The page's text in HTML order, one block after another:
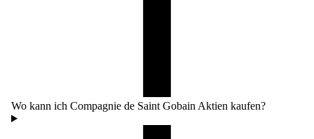
Wo kann ich Compagnie de Saint Gobain Aktien kaufen?